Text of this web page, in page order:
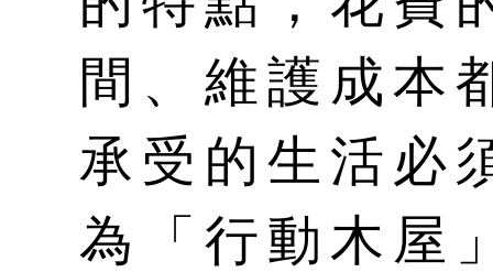
間、維護成本
承受的生活必
為「行動木屋